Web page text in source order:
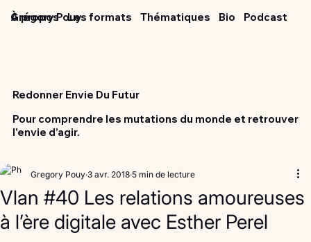
Grégory Pouy
À propos Les formats Thématiques Podcast
Bio
Redonner Envie Du Futur
Pour comprendre les mutations du monde et retrouver
l'envie d’agir.
Vlan #40 Les relations amoureuses
à l’ère digitale avec Esther Perel
Gregory Pouy 3 avr. 2018 5 min de lecture